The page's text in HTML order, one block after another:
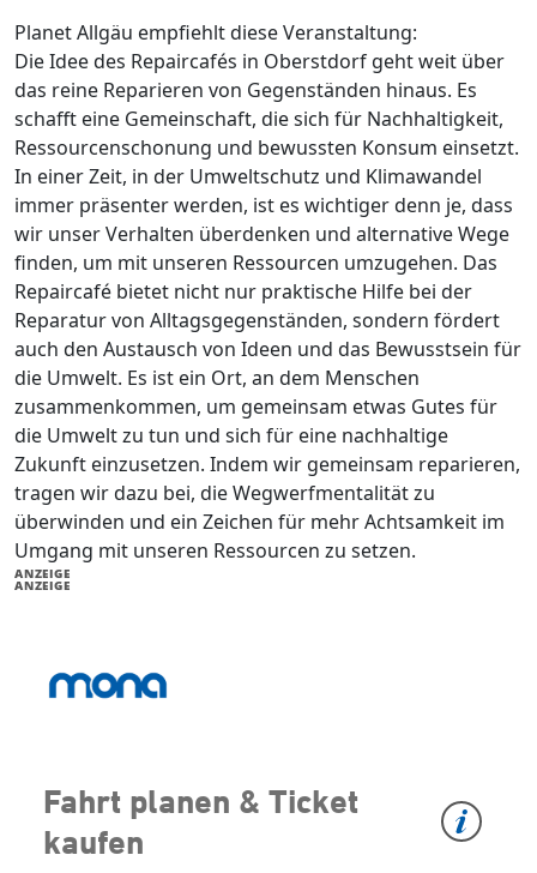
Planet Allgäu empfiehlt diese Veranstaltung:
Die Idee des Repaircafés in Oberstdorf geht weit über
das reine Reparieren von Gegenständen hinaus. Es
schafft eine Gemeinschaft, die sich für Nachhaltigkeit,
Ressourcenschonung und bewussten Konsum einsetzt.
In einer Zeit, in der Umweltschutz und Klimawandel
immer präsenter werden, ist es wichtiger denn je, dass
wir unser Verhalten überdenken und alternative Wege
finden, um mit unseren Ressourcen umzugehen. Das
Repaircafé bietet nicht nur praktische Hilfe bei der
Reparatur von Alltagsgegenständen, sondern fördert
auch den Austausch von Ideen und das Bewusstsein für
die Umwelt. Es ist ein Ort, an dem Menschen
zusammenkommen, um gemeinsam etwas Gutes für
die Umwelt zu tun und sich für eine nachhaltige
Zukunft einzusetzen. Indem wir gemeinsam reparieren,
tragen wir dazu bei, die Wegwerfmentalität zu
überwinden und ein Zeichen für mehr Achtsamkeit im
Umgang mit unseren Ressourcen zu setzen.
ANZEIGE
ANZEIGE